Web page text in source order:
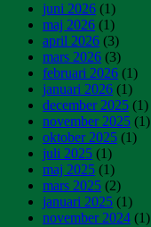
juni 2026 (1)
maj 2026 (1)
april 2026 (3)
mars 2026 (3)
februari 2026 (1)
januari 2026 (1)
december 2025 (1)
november 2025 (1)
oktober 2025 (1)
juli 2025 (1)
maj 2025 (1)
mars 2025 (2)
januari 2025 (1)
november 2024 (1)